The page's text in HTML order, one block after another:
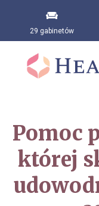
29 gabinetów
Pomoc
której